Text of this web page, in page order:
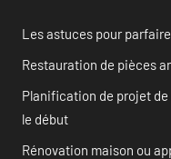
Les astuces pour
Restauration de pièces
Planification de projet
le début
Rénovation maison ou